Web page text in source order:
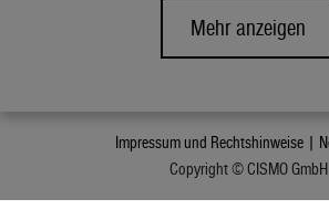
Mehr anzeigen
Impressum und Rechtshinweise |
Copyright © CISMO GmbH